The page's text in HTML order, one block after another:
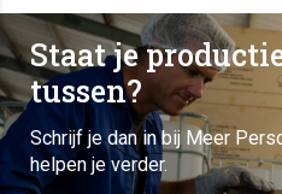
Staat je
tussen?
Schrijf je dan in bij Meer
helpen je verder.